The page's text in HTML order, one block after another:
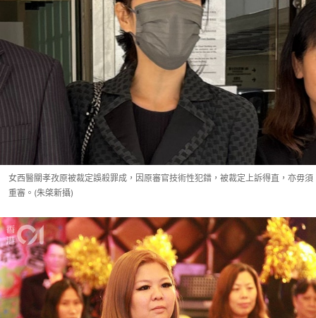
女西醫關孝孜原被裁定誤殺罪成，因原審官技術性犯錯，被裁定上訴得直，亦毋須
重審。(朱棨新攝)